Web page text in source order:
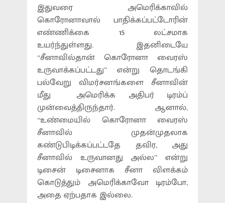
இதுவரை அமெரிக்காவில்
கொரோனாவால் பாதிக்கப்பட்டோரின்
எண்ணிக்கை 15 லட்சமாக
உயர்ந்துள்ளது. இதனிடையே
“சீனாவில்தான் கொரோனா வைரஸ்
உருவாக்கப்பட்டது” என்று தொடங்கி
பல்வேறு விமர்சனங்களை சீனாவின்
மீது அமெரிக்க அதிபர் டிரம்ப்
முன்வைத்திருந்தார். ஆனால்,
“உண்மையில் கொரோனா வைரஸ்
சீனாவில் முதன்முதலாக
கண்டுபிடிக்கப்பட்டதே தவிர, அது
சீனாவில் உருவானது அல்ல” என்று
டிசைன் டிசைனாக சீனா விளக்கம்
கொடுத்தும் அமெரிக்காவோ டிரம்போ,
அதை ஏற்பதாக இல்லை.